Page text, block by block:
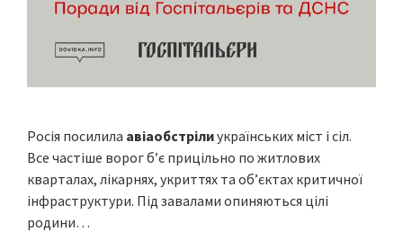
Росія посилила авіаобстрілиукраїнських міст і сіл.
Все частіше ворог б’є прицільно по житлових
кварталах, лікарнях, укриттях та об’єктах критичної
інфраструктури. Під завалами опиняються цілі
родини…